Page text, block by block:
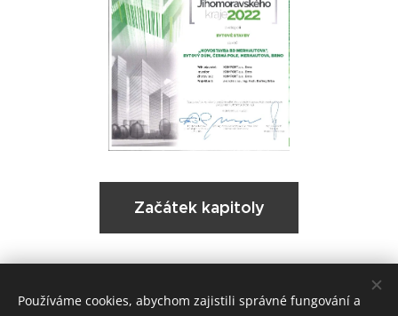
Začátek kapitoly
Kontakt
Používáme cookies, abychom zajistili správné fungování a